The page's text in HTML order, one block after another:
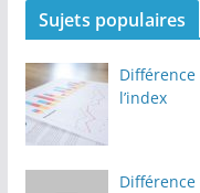
Sujets populaires
l’index